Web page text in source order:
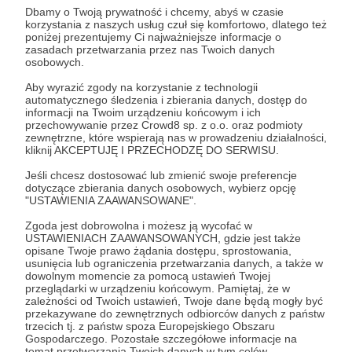
Dbamy o Twoją prywatność i chcemy, abyś w czasie
korzystania z naszych usług czuł się komfortowo, dlatego też
poniżej prezentujemy Ci najważniejsze informacje o
zasadach przetwarzania przez nas Twoich danych
osobowych.
Aby wyrazić zgody na korzystanie z technologii
automatycznego śledzenia i zbierania danych, dostęp do
informacji na Twoim urządzeniu końcowym i ich
przechowywanie przez Crowd8 sp. z o.o. oraz podmioty
zewnętrzne, które wspierają nas w prowadzeniu działalności,
kliknij AKCEPTUJĘ I PRZECHODZĘ DO SERWISU.
Jeśli chcesz dostosować lub zmienić swoje preferencje
dotyczące zbierania danych osobowych, wybierz opcję
"USTAWIENIA ZAAWANSOWANE".
Zgoda jest dobrowolna i możesz ją wycofać w
USTAWIENIACH ZAAWANSOWANYCH, gdzie jest także
opisane Twoje prawo żądania dostępu, sprostowania,
usunięcia lub ograniczenia przetwarzania danych, a także w
dowolnym momencie za pomocą ustawień Twojej
przeglądarki w urządzeniu końcowym. Pamiętaj, że w
zależności od Twoich ustawień, Twoje dane będą mogły być
przekazywane do zewnętrznych odbiorców danych z państw
trzecich tj. z państw spoza Europejskiego Obszaru
Gospodarczego. Pozostałe szczegółowe informacje na
www.MojKlasyk.pl
Patroni: 0
20 zł miesięcznie
wsparcie portalu MojKlasyk który został
stworzony dla pasjonatów - kolekcjonerów i
hobbystów. Każdy bezpłatnie może dodać
ogłoszenie a nasz zespół będzie się starał pomóc
w sprzedaży Twojego unikatowego samochodu
lub zegarka. Zebrane pieniądze zostaną
przeznaczone na rozwój i utrzymanie strony
www.MojKlasyk.pl